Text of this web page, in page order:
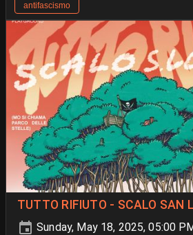
antifascismo
TUTTO RIFIUTO - SCALO SAN
Sunday, May 18, 2025, 05:00